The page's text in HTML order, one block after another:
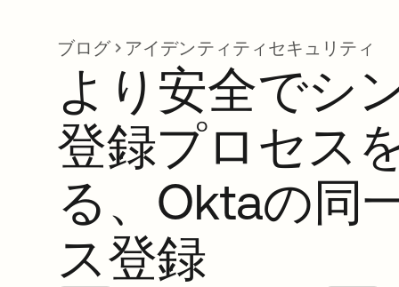
ブログ アイデンティティセキュリティ
より安全でシ
登録プロセス
る、Oktaの同
ス登録